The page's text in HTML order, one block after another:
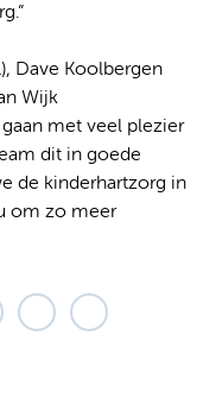
Dave Koolbergen
Wijk
met veel plezier
dit in goede
de kinderhartzorg in
om zo meer